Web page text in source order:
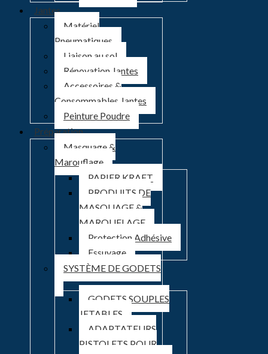
Jantes
Matériel
Pneumatiques
Liaison au sol
Rénovation Jantes
Accessoires &
Consommables Jantes
Peinture Poudre
Préparation
Masquage &
Marouflage
PAPIER KRAFT
PRODUITS DE
MASQUAGE &
MAROUFLAGE
Protection Adhésive
Essuyage
SYSTÈME DE GODETS
GODETS SOUPLES
JETABLES
ADAPTATEURS
PISTOLETS POUR